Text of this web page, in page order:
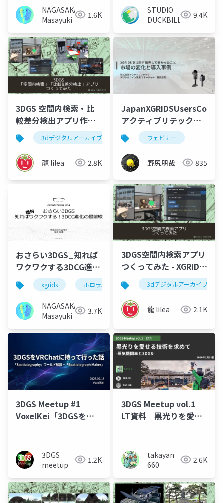
NAGASAKA
Masayuki
1.6K
STUDIO
DUCKBILL
9.4K
3DGS 空間内検索・比
較差分検出アプリ作っ
てみた - 3DGS meetup
vol2
3dデジタルアーカイブ 3dgs
龍 lilea 2.8K
アクティブリテック野
尻
ウェビナー
野尻朋哉 835
おさらい3DGS_知れば
ワクワクする3DCG進化
の最前線xgrids ホロラボ jxuc 3dgs
NAGASAKA
Masayuki
3.7K
3DGS空間内検索アプリ
つくってみた - XGRIDS
meetup vol23dデジタルアーカイブ
龍 lilea 2.1K
3DGS Meetup #1
VoxelKei「3DGSを
ワールド」
3DGS
meetup
1.2K
3DGS Meetup vol.1
LT資料 黒光りを愛せ
takayan
660
2.6K